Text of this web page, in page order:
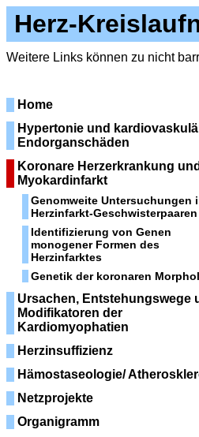
Herz-
Weitere Links können zu nicht
Home
Hypertonie und
Endorganschäden
Koronare Herzerkrankung und
Myokardinfarkt
Genomweite Untersuchungen
Herzinfarkt-Geschwisterpaaren
Identifizierung von Genen
monogener Formen des
Herzinfarktes
Genetik der koronaren
Ursachen, Entstehungswege
Modifikatoren der
Kardiomyophatien
Herzinsuffizienz
Hämostaseologie/
Netzprojekte
Organigramm